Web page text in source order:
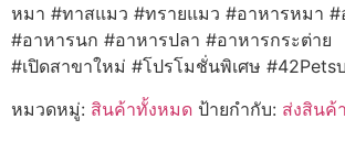
หมา #ทาสแมว #ทรายแมว #อาหารหมา #
#อาหารนก #อาหารปลา #อาหารกระต่าย
#เปิดสาขาใหม่ #โปรโมชั่นพิเศษ #42Pets
หมวดหมู่: สินค้าทั้งหมด ป้ายกำกับ: ส่งสินค้า